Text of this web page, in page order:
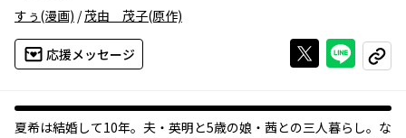
すぅ (漫画) /茂由 茂子(原作)
応援メッセージ Xで投稿する
ライン
コピー
夏希は結婚して10年。夫・英明と5歳の娘・茜との三人暮らし。な